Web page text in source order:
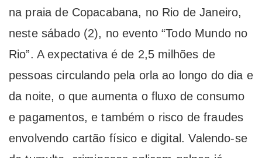
na praia de Copacabana, no Rio de Janeiro,
neste sábado (2), no evento “Todo Mundo no
Rio”. A expectativa é de 2,5 milhões de
pessoas circulando pela orla ao longo do dia e
da noite, o que aumenta o fluxo de consumo
e pagamentos, e também o risco de fraudes
envolvendo cartão físico e digital. Valendo-se